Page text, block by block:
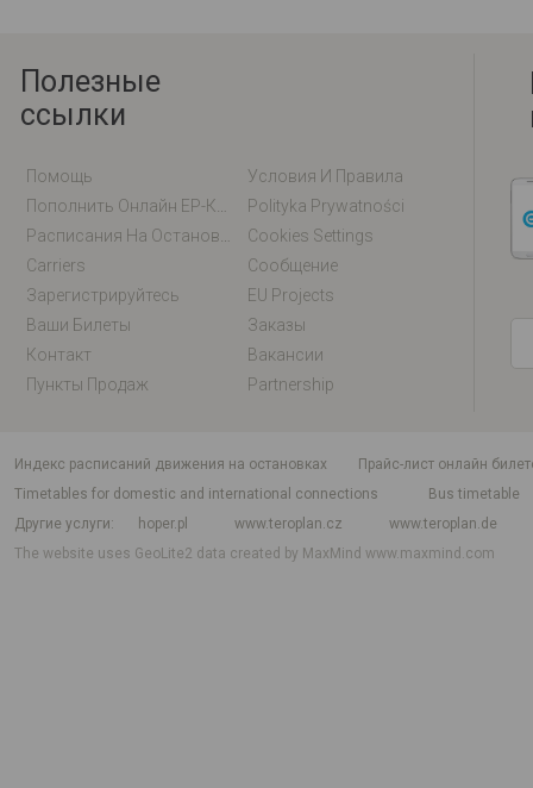
Полезные
ссылки
Помощь
Условия И Правила
Polityka Prywatności
Cookies Settings
Carriers
Сообщение
Зарегистрируйтесь
EU Projects
Ваши Билеты
Заказы
Контакт
Вакансии
Пункты Продаж
Partnership
индекс расписаний движения на остановках
Прайс-лист онлайн
Timetables for domestic and international connections
Bus timetable
Другие услуги
hoper.pl www.teroplan.cz
www.teroplan.de
The website uses GeoLite2 data created by MaxMindwww.maxmind.com